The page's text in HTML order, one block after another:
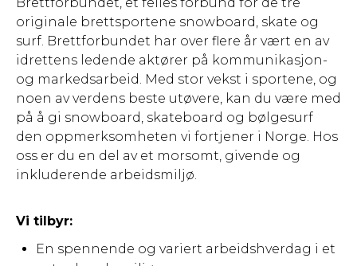
originale brettsportene snowboard, skate og
surf. Brettforbundet har over flere år vært en av
idrettens ledende aktører på kommunikasjon-
og markedsarbeid. Med stor vekst i sportene, og
noen av verdens beste utøvere, kan du være med
på å gi snowboard, skateboard og bølgesurf
den oppmerksomheten vi fortjener i Norge. Hos
oss er du en del av et morsomt, givende og
inkluderende arbeidsmiljø.
Vi tilbyr:
En spennende og variert arbeidshverdag i et